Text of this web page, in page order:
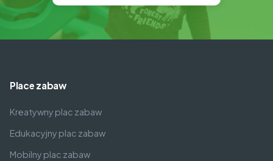
Place zabaw
Kreatywny plac zabaw
Edukacyjny plac zabaw
Mobilny plac zabaw